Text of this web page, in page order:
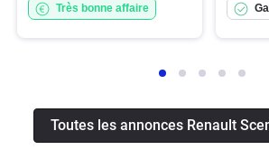
Très bonne affaire
Toutes les annonces Renault